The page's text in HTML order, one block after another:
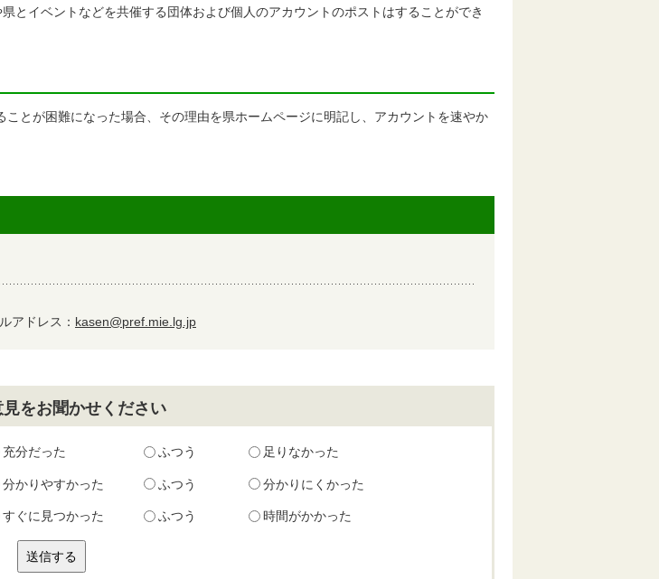
とイベントなどを共催する団体および個人のアカウントのポストはすることができ
とが困難になった場合、その理由を県ホームページに明記し、アカウントを速やか
アドレス： kasen@pref.mie.lg.jp
をお聞かせください
充分だった ふつう 足りなかった
分かりやすかった ふつう 分かりにくかった
すぐに見つかった ふつう 時間がかかった